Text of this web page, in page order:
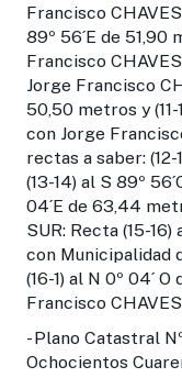
Francisco
89º 56´E de 51,90
Francisco
Jorge Francisco
50,50 metros y
con Jorge
rectas a saber:
(13-14) al S 89º
04´E de 63,44
SUR: Recta (15-16)
con Municipalidad
(16-1) al N 0º 04´
Francisco
- Plano Catastral
Ochocientos